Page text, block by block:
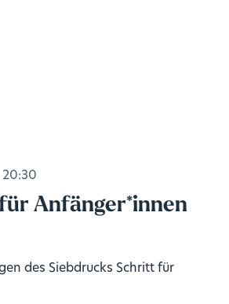
20:30
Anfänger*innen
des Siebdrucks Schritt für